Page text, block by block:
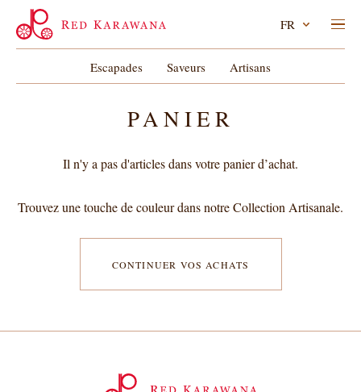
Escapades Saveurs Artisans
FR
PANIER
Il n'y a pas d'articles dans votre panier d’achat.
Trouvez une touche de couleur dans notre Collection Artisanale.
CONTINUER VOS ACHATS